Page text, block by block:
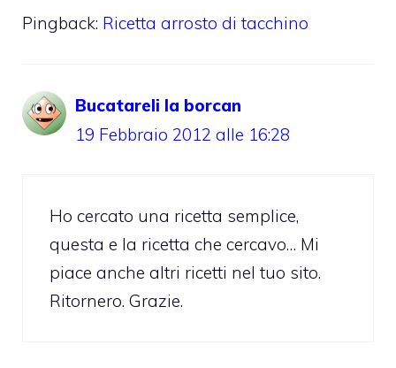
Pingback: Ricetta arrosto di tacchino
Bucatareli la borcan
19 Febbraio 2012 alle 16:28
Ho cercato una ricetta semplice,
questa e la ricetta che cercavo… Mi
piace anche altri ricetti nel tuo sito.
Ritornero. Grazie.